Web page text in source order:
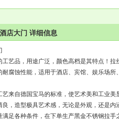
店大门 详细信息
艺品，用途广泛，颜色高档是其特点！
腐蚀性能，适用于酒店、宾馆、娱乐场
来自德国宝马的标准，使艺术美和工业美
，造型极具艺术感，无论是外观，还是内
足各种条件，在下单生产黑金不锈钢拉手